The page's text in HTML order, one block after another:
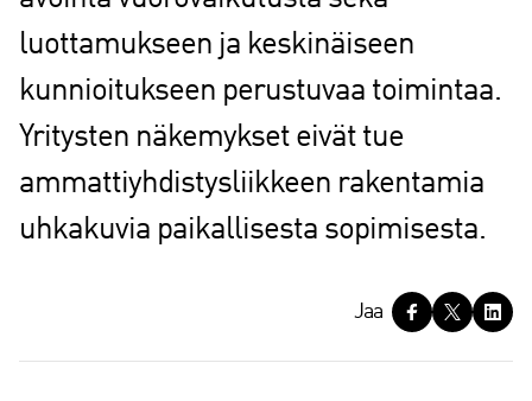
luottamukseen ja keskinäiseen
kunnioitukseen perustuvaa toimintaa.
Yritysten näkemykset eivät tue
ammattiyhdistysliikkeen rakentamia
uhkakuvia paikallisesta sopimisesta.
a
Jaa